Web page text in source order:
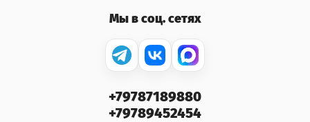
Мы в соц. сетях
+79787189880
+79789452454